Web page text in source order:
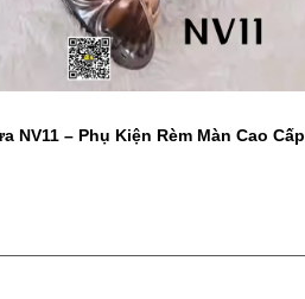
NV11 – Phụ Kiện Rèm Màn Cao Cấp